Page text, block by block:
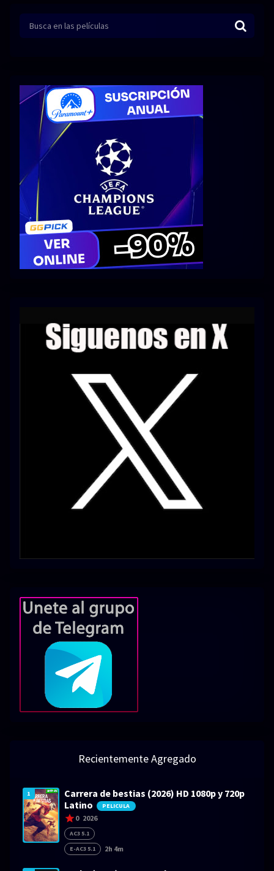
Recientemente Agregado
1
Carrera de bestias (2026) HD 1080p y 720p
Latino
PELICULA
0 2026
AC3 5.1
E-AC3 5.1
2h 4m